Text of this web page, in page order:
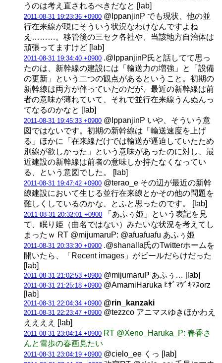
うのは考え直されるべきだなと [lab]
2011-08-31 19:23:36 +0900 @IppanjinP でも現状、他の並
行在来線が現にそういう状況なわけなんですよね
え………。移管後の三セク各社や、当該地方自治体は
頑張ってますけど [lab]
2011-08-31 19:34:40 +0900 .@IppanjinP氏と話してて思っ
たのは、新幹線の建設には「輸送力の増強」と「設備
の更新」という二つの観点があるということ。初期の
新幹線は両方が伴っていたのだが、最近の新幹線は前
者の意味が薄れていて、それで並行在来線うんぬんっ
てなるのかなと [lab]
2011-08-31 19:45:33 +0900 @IppanjinP いや、そういう意
図ではないです。初期の新幹線は「輸送速度を上げ
る」ほかに「在来線だけでは輸送が逼迫していたため
別線が欲しかった」という意味があったのに対し、最
近建設の新幹線は前者の意味しか持たなくなってい
る、という意図でした。 [lab]
2011-08-31 19:47:42 +0900 @terao_e その辺が最近の新幹
線建設において生じる並行在来線とかその他の問題を
難しくしているのかな、とふと思ったのです。 [lab]
2011-08-31 20:32:01 +0900 「あふぅ姫」という表記を見
て、眠り姫（曲名ではない）みたいな状況を考えてし
まったｗ RT @mijumaruP: @afuafuafu あふぅ姫
2011-08-31 20:33:30 +0900 .@shanalla氏のTwitterホームを
開いたら、「Recent images」がビールだらけだった
[lab]
2011-08-31 21:02:53 +0900 @mijumaruP あふぅ… [lab]
2011-08-31 21:25:18 +0900 @AmamiHaruka ﾋｻﾞﾏﾂﾞｷﾏｽorz
[lab]
2011-08-31 22:04:34 +0900 @rin_kanzaki
2011-08-31 22:23:47 +0900 @tezzco アニマスゆきほかわえ
ええええ [lab]
2011-08-31 23:04:14 +0900 RT @Xeno_Haruka_P: 春香さ
んと雪歩の春画見たい
2011-08-31 23:04:19 +0900 @cielo_ee くっ [lab]